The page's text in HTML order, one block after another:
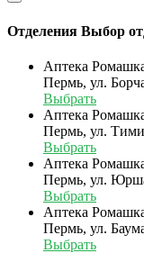
Отделения Выбор
Аптека
Пермь, ул.
Выбрать
Аптека
Пермь, ул.
Выбрать
Аптека
Пермь, ул.
Выбрать
Аптека
Пермь, ул.
Выбрать